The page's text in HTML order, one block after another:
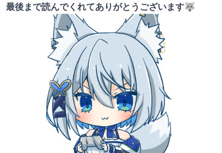
最後まで読んでくれてありがとうございます🐺